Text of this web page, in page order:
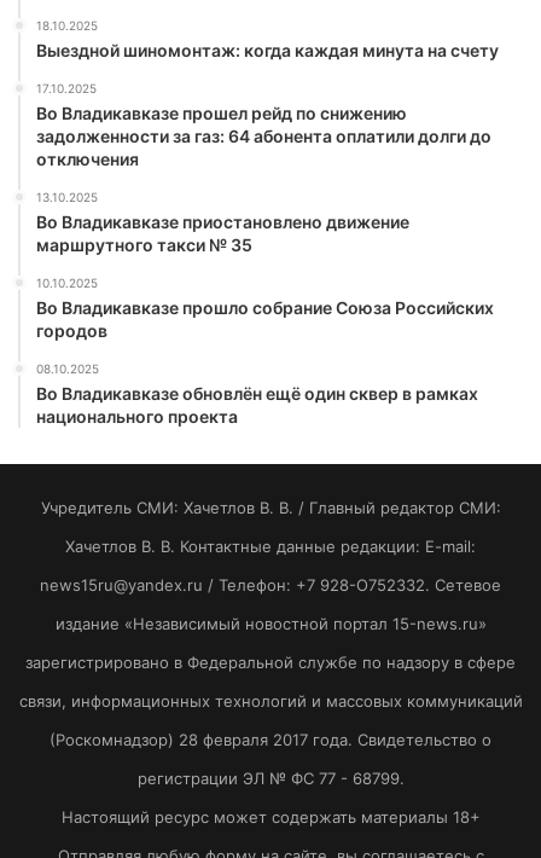
18.10.2025
Выездной шиномонтаж: когда каждая минута на счету
17.10.2025
Во Владикавказе прошел рейд по снижению
задолженности за газ: 64 абонента оплатили долги до
отключения
13.10.2025
Во Владикавказе приостановлено движение
маршрутного такси № 35
10.10.2025
Во Владикавказе прошло собрание Союза Российских
городов
08.10.2025
Во Владикавказе обновлён ещё один сквер в рамках
национального проекта
Учредитель СМИ: Хaчeтлoв B. B. / Главный редактор СМИ:
Хaчeтлoв B. B. Контактные данные редакции: E-mail:
news15ru@yandex.ru / Телефон: +7 928-O752332. Сетевое
издание «Независимый новостной портал 15-news.ru»
зарегистрировано в Федеральной службе по надзору в сфере
связи, информационных технологий и массовых коммуникаций
(Роскомнадзор) 28 февраля 2017 года. Свидетельство о
регистрации ЭЛ № ФС 77 - 68799.
Настоящий ресурс может содержать материалы 18+